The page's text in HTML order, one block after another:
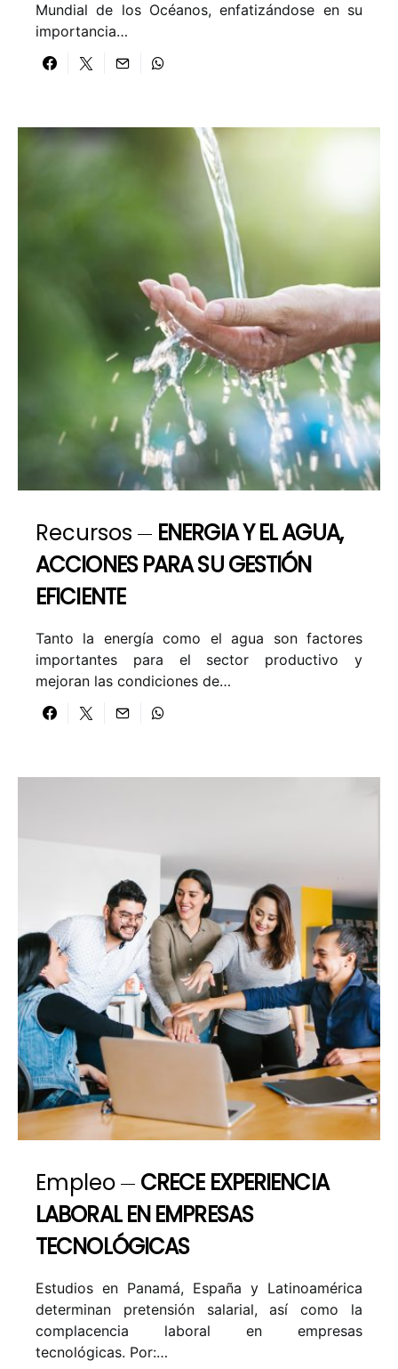
Mundial de los Océanos, enfatizándose en su
importancia…
Recursos
ENERGIA Y EL AGUA,
ACCIONES PARA SU GESTIÓN
EFICIENTE
Tanto la energía como el agua son factores
importantes para el sector productivo y
mejoran las condiciones de…
Empleo
CRECE EXPERIENCIA
LABORAL EN EMPRESAS
TECNOLÓGICAS
Estudios en Panamá, España y Latinoamérica
determinan pretensión salarial, así como la
complacencia laboral en empresas
tecnológicas. Por:…